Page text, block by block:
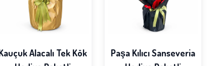
Alacalı Tek Kök
Paşa Kılıcı Sanseveria